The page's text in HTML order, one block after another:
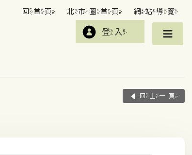
回首頁 北市圖首頁 網站導覽
登入
回上一頁